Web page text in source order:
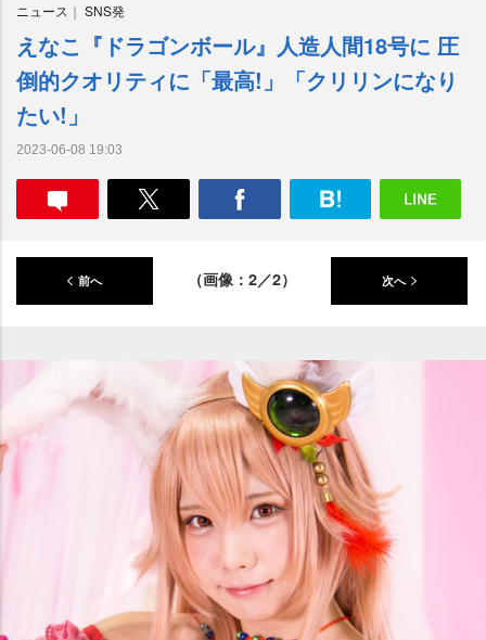
t
e
ニュース SNS発
えなこ『ドラゴンボール』人造人間18号に 圧
倒的クオリティに「最高!」「クリリンになり
たい!」
2023-06-08 19:03
前へ （画像：2／2） 次へ